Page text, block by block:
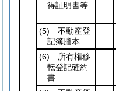
得証明書等
(5) 不動産登
記簿謄本
(6) 所有権移
転登記確約
書